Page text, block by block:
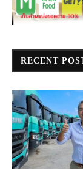
RECENT